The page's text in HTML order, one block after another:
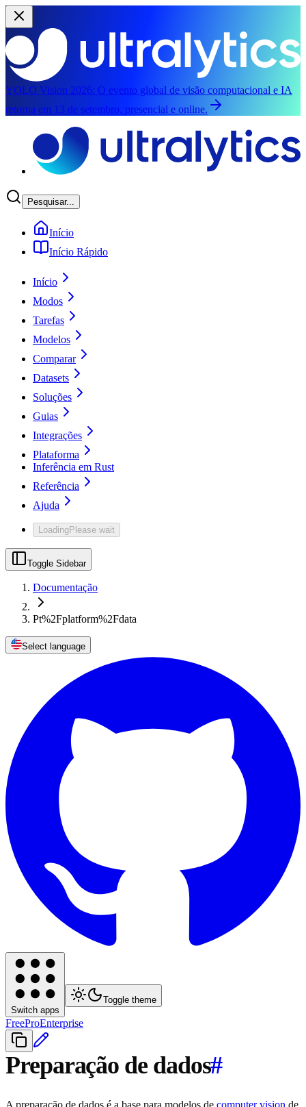
YOLO Vision 2026: O evento global de visão computacional e IA
retorna em 13 de setembro, presencial e online.
Pesquisar...
Início
Início Rápido
Início
Modos
Tarefas
Modelos
Comparar
Datasets
Soluções
Guias
Integrações
Plataforma
Inferência em Rust
Referência
Ajuda
LoadingPlease wait
Toggle Sidebar
Documentação
Pt%2Fplatform%2Fdata
Select language
Switch apps
Toggle theme
FreeProEnterprise
Preparação de dados#
A preparação de dados é a base para modelos de computer vision de